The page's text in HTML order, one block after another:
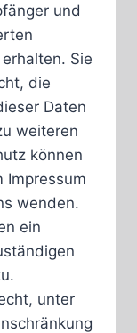
und
Sie
die
Daten
weiteren
können
Impressum
wenden.
ein
unter